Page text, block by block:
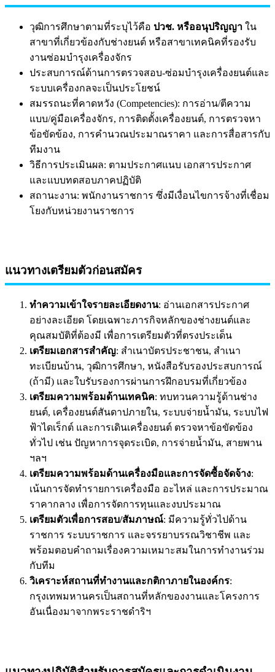
วุฒิการศึกษาตามที่ระบุไว้คือ ปวช. หรืออนุปริญญา ใน
สาขาที่เกี่ยวข้องกับช่างยนต์ หรือสาขาเทคนิคที่รองรับ
งานซ่อมบำรุงเครื่องจักร
ประสบการณ์ด้านการตรวจสอบ-ซ่อมบำรุงเครื่องยนต์และ
ระบบเครื่องกลจะเป็นประโยชน์
สมรรถนะที่คาดหวัง (Competencies): การอ่าน/ตีความ
แบบ/คู่มือเครื่องจักร, การติดตั้งเครื่องยนต์, การตรวจหา
ข้อขัดข้อง, การคำนวณประมาณราคา และการสื่อสารกับ
ทีมงาน
วิธีการประเมินผล: ตามประกาศแนบ เอกสารประกาศ
และแบบทดสอบภาคปฏิบัติ
สถานะงาน: พนักงานราชการ ซึ่งมีเงื่อนไขการจ้างที่เชื่อม
โยงกับหน่วยงานราชการ
แนวทางเตรียมตัวก่อนสมัคร
ทำความเข้าใจรายละเอียดงาน: อ่านเอกสารประกาศ
อย่างละเอียด โดยเฉพาะภารกิจหลักของช่างยนต์และ
คุณสมบัติที่ต้องมี เพื่อการเตรียมตัวที่ตรงประเด็น
เตรียมเอกสารสำคัญ: สำเนาบัตรประชาชน, สำเนา
ทะเบียนบ้าน, วุฒิการศึกษา, หนังสือรับรองประสบการณ์
(ถ้ามี) และใบรับรองการผ่านการฝึกอบรมที่เกี่ยวข้อง
เตรียมความพร้อมด้านเทคนิค: ทบทวนความรู้ด้านช่าง
ยนต์, เครื่องยนต์สันดาปภายใน, ระบบจ่ายน้ำมัน, ระบบไฟ
ฟ้าไดเร็กต์ และการเดินเครื่องยนต์ ตรวจหาข้อขัดข้อง
ทั่วไป เช่น ปัญหาการจุดระเบิด, การจ่ายน้ำมัน, สายพาน
ฯลฯ
เตรียมความพร้อมด้านเครื่องมือและการจัดซื้อจัดจ้าง:
เน้นการจัดทำรายการเครื่องมือ อะไหล่ และการประมาณ
ราคากลาง เพื่อการจัดการทุนและงบประมาณ
เตรียมตัวเพื่อการสอบ/สัมภาษณ์: มีความรู้ทั่วไปด้าน
ราชการ ระบบราชการ และจรรยาบรรณวิชาชีพ และ
พร้อมตอบคำถามเรื่องความเหมาะสมในการทำงานร่วม
กับทีม
วิเคราะห์สถานที่ทำงานและกติกาภายในองค์กร:
กรุงเทพมหานครเป็นสถานที่หลักของงานและโครงการ
อันเนื่องมาจากพระราชดำริฯ